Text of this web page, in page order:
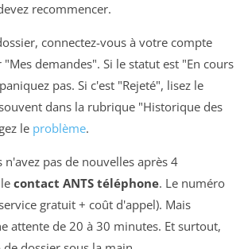
recommencer.
connectez-vous à votre compte
"Mes demandes". Si le statut est "En cours
pas. Si c'est "Rejeté", lisez le
dans la rubrique "Historique des
le problème.
n'avez pas de nouvelles après 4
contact ANTS téléphone. Le numéro
gratuit + coût d'appel). Mais
attente de 20 à 30 minutes. Et surtout,